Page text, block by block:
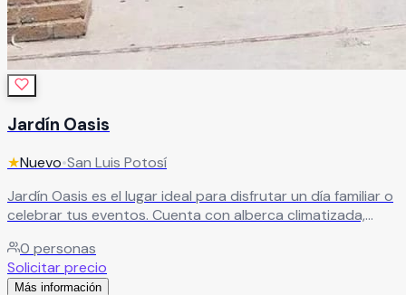
Jardín Oasis
★Nuevo•San Luis Potosí
Jardín Oasis es el lugar ideal para disfrutar un día familiar o
celebrar tus eventos. Cuenta con alberca climatizada,
con billar. Ubicado en el fraccionamiento Real de Potosí,
perfecto para reuniones y celebraciones.
0 personas
Solicitar precio
Más información